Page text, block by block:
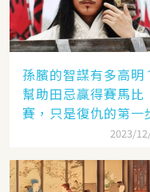
孫臏的智謀有多高明
幫助田忌贏得賽馬比
賽，只是復仇的第一
2023/